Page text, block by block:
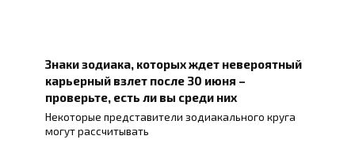
Знаки зодиака, которых ждет невероятный
карьерный взлет после 30 июня –
проверьте, есть ли вы среди них
Некоторые представители зодиакального круга
могут рассчитывать